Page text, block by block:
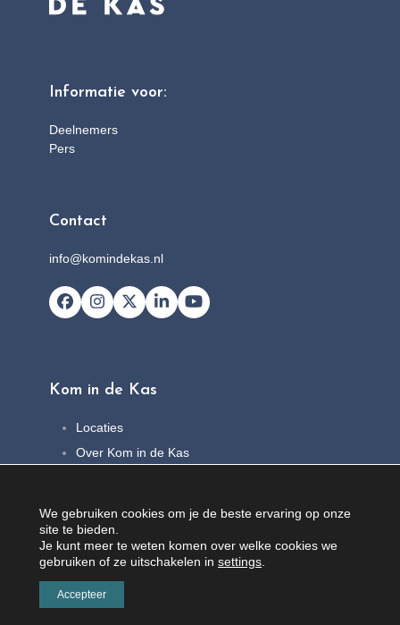
Informatie voor:
Deelnemers
Pers
Contact
info@komindekas.nl
Facebook
Instagram
X LinkedInYouTube
Kom in de Kas
Locaties
Over Kom in de Kas
Contact
We gebruiken cookies om je de beste ervaring op onze
site te bieden.
Je kunt meer te weten komen over welke cookies we
gebruiken of ze uitschakelen in settings
Accepteer